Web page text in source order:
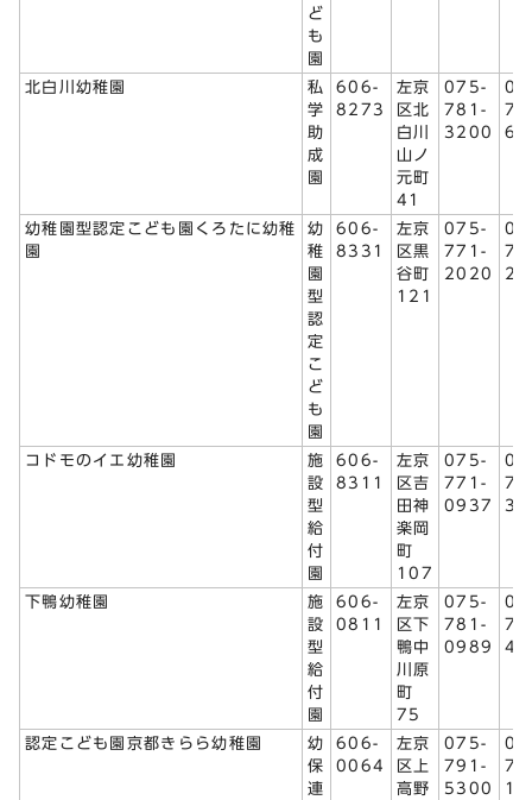
ど
も
園
北白川幼稚園
私
学
助
成
園
606-
8273
左京
区北
白川
山ノ
元町
41
075-
781-
3200
幼稚園型認定こども園くろたに幼稚
園
幼
稚
園
型
認
定
こ
ど
も
園
606-
8331
左京
区黒
谷町
121
075-
771-
2020
コドモのイエ幼稚園
施
設
型
給
付
園
606-
8311
左京
区吉
田神
楽岡
町
107
075-
771-
0937
下鴨幼稚園
施
設
型
給
付
園
606-
0811
左京
区下
鴨中
川原
町
75
075-
781-
0989
認定こども園京都きらら幼稚園
幼
保
連
606-
0064
左京
区上
高野
075-
791-
5300